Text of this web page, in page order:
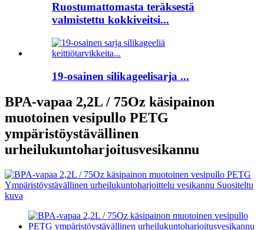
Ruostumattomasta teräksestä
valmistettu kokkiveitsi...
19-osainen silikageelisarja ...
BPA-vapaa 2,2L / 75Oz käsipainon
muotoinen vesipullo PETG
ympäristöystävällinen
urheilukuntoharjoitusvesikannu